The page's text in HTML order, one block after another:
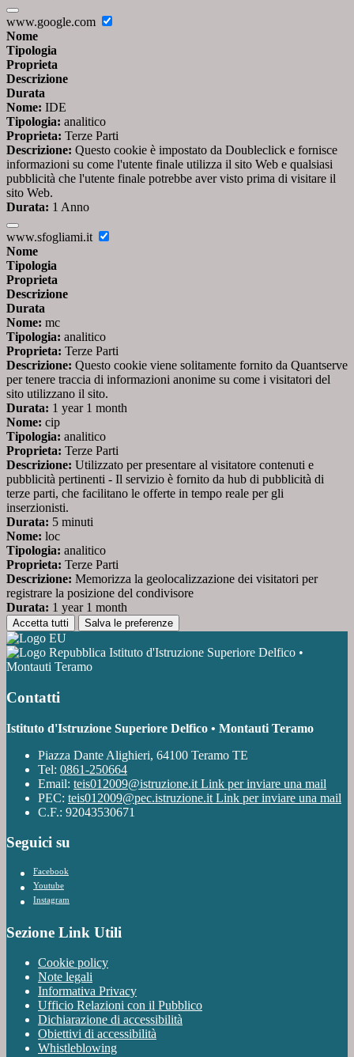
www.google.com
Nome
Tipologia
Proprieta
Descrizione
Durata
Nome: IDE
Tipologia: analitico
Proprieta: Terze Parti
Descrizione: Questo cookie è impostato da Doubleclick e fornisce
informazioni su come l'utente finale utilizza il sito Web e qualsiasi
pubblicità che l'utente finale potrebbe aver visto prima di visitare il
sito Web.
Durata: 1 Anno
www.sfogliami.it
Nome
Tipologia
Proprieta
Descrizione
Durata
Nome: mc
Tipologia: analitico
Proprieta: Terze Parti
Descrizione: Questo cookie viene solitamente fornito da Quantserve
per tenere traccia di informazioni anonime su come i visitatori del
sito utilizzano il sito.
Durata: 1 year 1 month
Nome: cip
Tipologia: analitico
Proprieta: Terze Parti
Descrizione: Utilizzato per presentare al visitatore contenuti e
pubblicità pertinenti - Il servizio è fornito da hub di pubblicità di
terze parti, che facilitano le offerte in tempo reale per gli
inserzionisti.
Durata: 5 minuti
Nome: loc
Tipologia: analitico
Proprieta: Terze Parti
Descrizione: Memorizza la geolocalizzazione dei visitatori per
registrare la posizione del condivisore
Durata: 1 year 1 month
Accetta tutti Salva le preferenze
Istituto d'Istruzione Superiore Delfico •
Montauti Teramo
Contatti
Istituto d'Istruzione Superiore Delfico • Montauti Teramo
Piazza Dante Alighieri, 64100 Teramo TE
Tel: 0861-250664
Email: teis012009@istruzione.it Link per inviare una mail
PEC: teis012009@pec.istruzione.it Link per inviare una mail
C.F.: 92043530671
Seguici su
Facebook
Youtube
Instagram
Sezione Link Utili
Cookie policy
Note legali
Informativa Privacy
Ufficio Relazioni con il Pubblico
Dichiarazione di accessibilità
Obiettivi di accessibilità
Whistleblowing